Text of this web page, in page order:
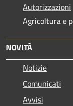
Autorizzazioni
Agricoltura e
NOVITÀ
Notizie
Comunicati
Avvisi